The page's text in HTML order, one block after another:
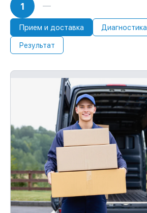
1
Прием и доставка Диагностика
Результат